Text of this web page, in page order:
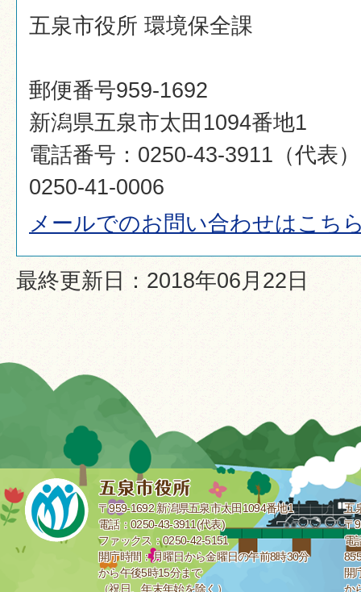
五泉市役所 環境保全課
郵便番号959-1692
新潟県五泉市太田1094番地1
電話番号：0250-43-3911（代表
0250-41-0006
メールでのお問い合わせはこち
最終更新日：2018年06月22日
〒959-1692 新潟県五泉市太田1094番地1
電話：0250-43-3911(代表)
ファックス：0250-42-5151
開庁時間：月曜日から金曜日の午前8時30分
から午後5時15分まで
（祝日、年末年始を除く）
五
〒
電
開
か